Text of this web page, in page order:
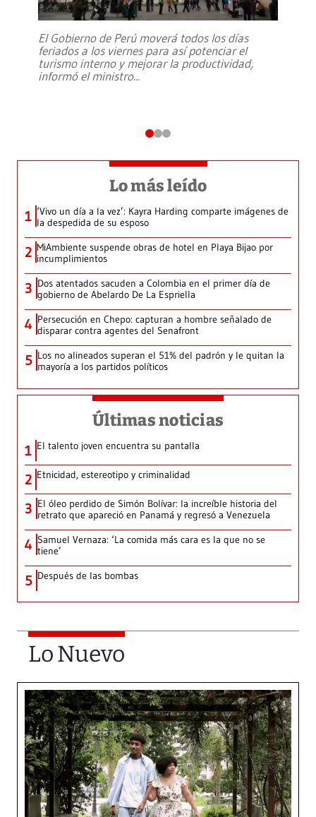
El Gobierno de Perú moverá todos los días
feriados a los viernes para así potenciar el
turismo interno y mejorar la productividad,
informó el ministro...
Lo más leído
1 ‘Vivo un día a la vez’: Kayra Harding comparte imágenes de
la despedida de su esposo
2 MiAmbiente suspende obras de hotel en Playa Bijao por
incumplimientos
3 Dos atentados sacuden a Colombia en el primer día de
gobierno de Abelardo De La Espriella
4 Persecución en Chepo: capturan a hombre señalado de
disparar contra agentes del Senafront
5 Los no alineados superan el 51% del padrón y le quitan la
mayoría a los partidos políticos
Últimas noticias
1 El talento joven encuentra su pantalla​
2 Etnicidad, estereotipo y criminalidad
3 El óleo perdido de Simón Bolívar: la increíble historia del
retrato que apareció en Panamá y regresó a Venezuela
4 Samuel Vernaza: ‘La comida más cara es la que no se
tiene’
5 Después de las bombas
Lo Nuevo